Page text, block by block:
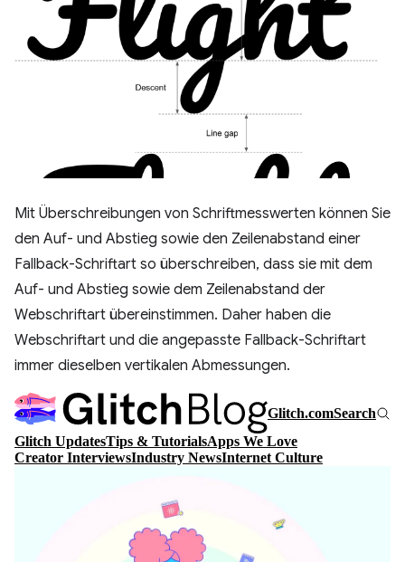
Mit Überschreibungen von Schriftmesswerten können Sie
den Auf- und Abstieg sowie den Zeilenabstand einer
Fallback-Schriftart so überschreiben, dass sie mit dem
Auf- und Abstieg sowie dem Zeilenabstand der
Webschriftart übereinstimmen. Daher haben die
Webschriftart und die angepasste Fallback-Schriftart
immer dieselben vertikalen Abmessungen.